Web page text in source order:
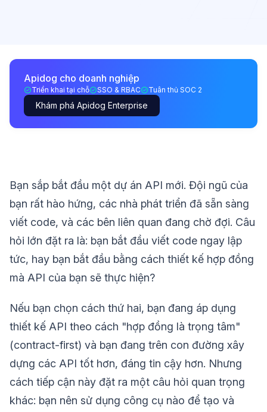
Apidog cho doanh nghiệp
Triển khai tại chỗ SSO & RBAC Tuân thủ SOC 2
Khám phá Apidog Enterprise
Bạn sắp bắt đầu một dự án API mới. Đội ngũ của
bạn rất hào hứng, các nhà phát triển đã sẵn sàng
viết code, và các bên liên quan đang chờ đợi. Câu
hỏi lớn đặt ra là: bạn bắt đầu viết code ngay lập
tức, hay bạn bắt đầu bằng cách thiết kế hợp đồng
mà API của bạn sẽ thực hiện?
Nếu bạn chọn cách thứ hai, bạn đang áp dụng
thiết kế API theo cách "hợp đồng là trọng tâm"
(contract-first) và bạn đang trên con đường xây
dựng các API tốt hơn, đáng tin cậy hơn. Nhưng
cách tiếp cận này đặt ra một câu hỏi quan trọng
khác: bạn nên sử dụng công cụ nào để tạo và